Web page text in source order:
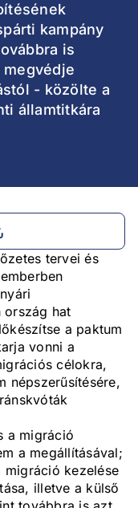
kampány
is
- közölte a
államtitkára
tervei és
ország hat
a paktum
vonni a
célokra,
népszerűsítésére,
a migráció
a megállításával;
kezelése
illetve a külső